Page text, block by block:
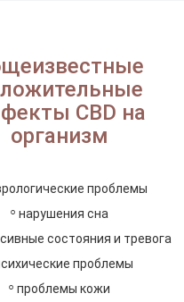
CBD на
организм
проблемы
◦ нарушения сна
состояния и тревога
проблемы
◦ проблемы кожи